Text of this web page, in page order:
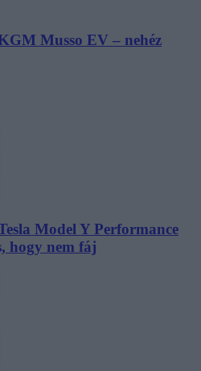
Musso EV – nehéz
Model Y Performance
hogy nem fáj